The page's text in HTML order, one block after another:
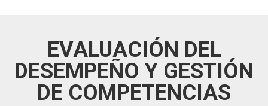
EVALUACIÓN DEL
DESEMPEÑO Y GESTIÓN
DE COMPETENCIAS